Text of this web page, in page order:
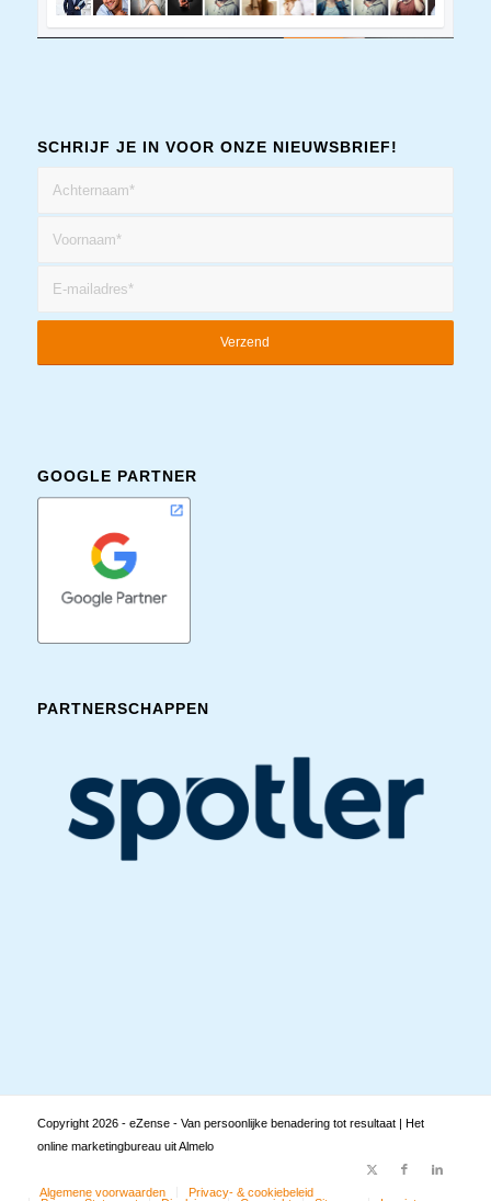
SCHRIJF JE IN VOOR ONZE NIEUWSBRIEF!
GOOGLE PARTNER
PARTNERSCHAPPEN
Copyright 2026 - eZense - Van persoonlijke benadering tot resultaat | Het
online marketingbureau uit Almelo
Algemene voorwaarden
Privacy- & cookiebeleid